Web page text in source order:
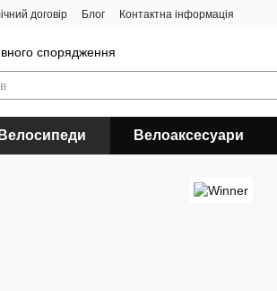
договір Блог Контактна інформація
спорядження
Велосипеди Велоаксесуари